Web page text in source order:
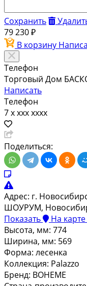
Сохранить
79 230 ₽
В корзину
Телефон
Торговый Дом
Написать
Телефон
7 x xxx xxxx
Поделиться:
Адрес: г.
ШОУРУМ,
Показать
На карте
Высота, мм: 774
Ширина, мм: 569
Форма: лесенка
Коллекция: Palazzo
Бренд: BOHEME